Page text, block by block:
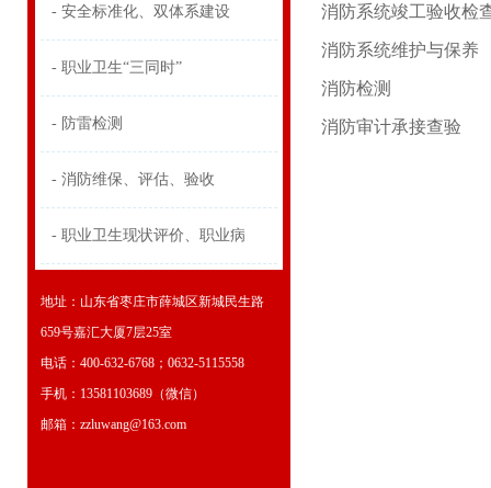
- 安全标准化、双体系建设
- 职业卫生“三同时”
- 防雷检测
- 消防维保、评估、验收
- 职业卫生现状评价、职业病
地址：山东省枣庄市薛城区新城民生路
659号嘉汇大厦7层25室
电话：400-632-6768；0632-5115558
手机：13581103689（微信）
邮箱：zzluwang@163.com
消防系统竣工验收检
消防系统维护与保养
消防检测
消防审计承接查验